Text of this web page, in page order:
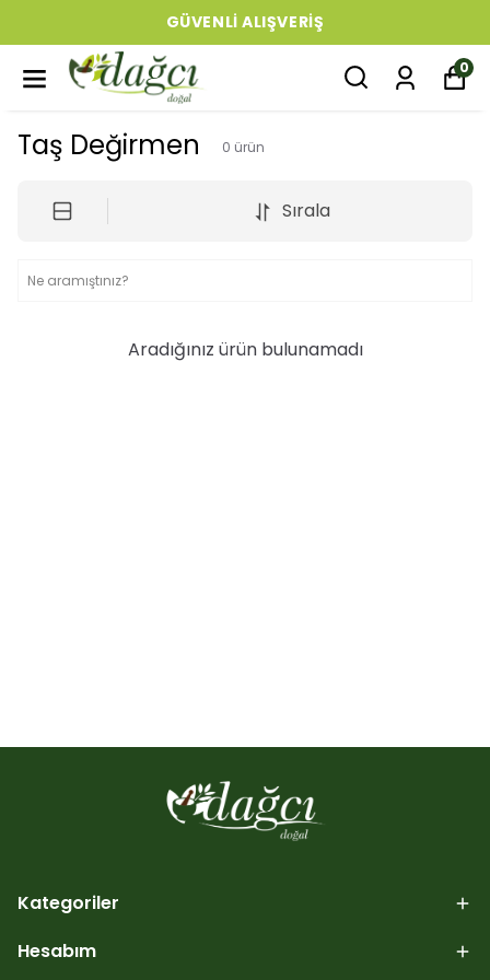
GÜVENLI ALIŞVERIŞ
0
Taş Değirmen 0 ürün
Sırala
Aradığınız ürün bulunamadı
Kategoriler
Hesabım